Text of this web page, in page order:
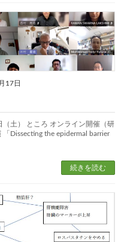
17日
土） ところ オンライン開催（研
Dissecting the epidermal barrier
続きを読む